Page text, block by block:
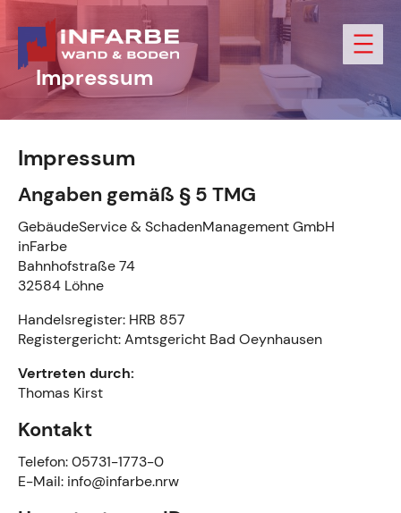
Inhalt
springen
Impressum
Impressum
Angaben gemäß § 5 TMG
GebäudeService & SchadenManagement GmbH
inFarbe
Bahnhofstraße 74
32584 Löhne
Handelsregister: HRB 857
Registergericht: Amtsgericht Bad Oeynhausen
Vertreten durch:
Thomas Kirst
Kontakt
Telefon: 05731-1773-0
E-Mail: info@infarbe.nrw